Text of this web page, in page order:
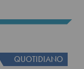
QUOTIDIANO